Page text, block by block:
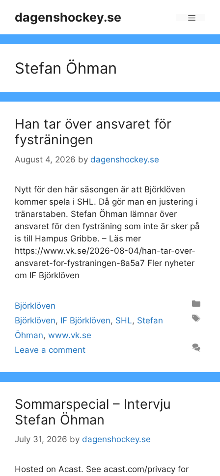
dagenshockey.se
Stefan Öhman
Han tar över ansvaret för
fysträningen
August 4, 2026 by dagenshockey.se
Nytt för den här säsongen är att Björklöven
kommer spela i SHL. Då gör man en justering i
tränarstaben. Stefan Öhman lämnar över
ansvaret för den fysträning som inte är sker på
is till Hampus Gribbe. – Läs mer
https://www.vk.se/2026-08-04/han-tar-over-
ansvaret-for-fystraningen-8a5a7 Fler nyheter
om IF Björklöven
Categories
Björklöven
Tags
Björklöven, IF Björklöven, SHL, Stefan
Öhman, www.vk.se
Leave a comment
Sommarspecial – Intervju
Stefan Öhman
July 31, 2026 by dagenshockey.se
Hosted on Acast. See acast.com/privacy for